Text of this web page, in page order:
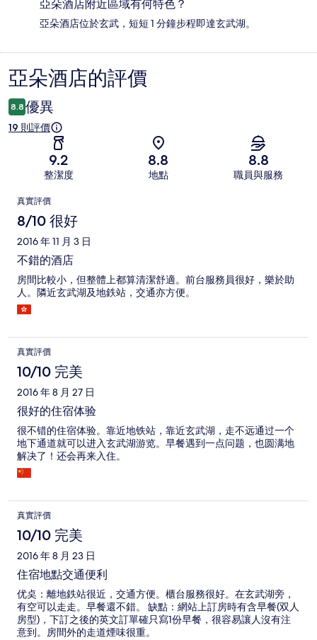
亞朵酒店附近區域有何特色？
亞朵酒店位於玄武，短短 1 分鐘步程即達玄武湖。
評
價
亞朵酒店的評價
8.8 優異
19 則評價
9.2
整潔度
8.8
地點
8.8
職員與服務
評
價
真實評價
8/10 很好
2016 年 11 月 3 日
不錯的酒店
房間比較小，但整體上都算清潔舒適。前台服務員很好，樂於助
人。隣近玄武湖及地鉄站，交通亦方便。
真實評價
10/10 完美
2016 年 8 月 27 日
很好的住宿体验
很不错的住宿体验。靠近地铁站，靠近玄武湖，走不远通过一个
地下通道就可以进入玄武湖游览。早餐遇到一点问题，也圆满地
解决了！还会再来入住。
真實評價
10/10 完美
2016 年 8 月 23 日
住宿地點交通便利
优奌：離地鉄站很近，交通方便。櫃台服務很好。在玄武湖旁，
有空可以走走。早餐還不錯。 缺點：網站上訂房時有含早餐(双人
房型)，下訂之後的英文訂單確只寫1份早餐，很容易讓人沒有注
意到。房間外的走道煙味很重。